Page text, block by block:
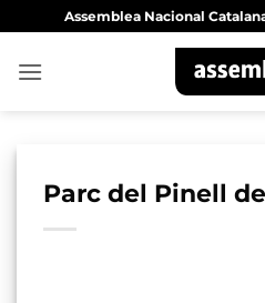
content
Assemblea Nacional
Parc del Pinell